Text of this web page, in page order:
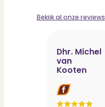
Bekijk al onze reviews
Dhr. Michel
van
Kooten